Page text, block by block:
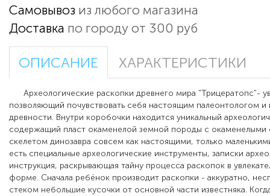
Самовывоз из любого магазина
Доставка по городу от 300 руб
ОПИСАНИЕ ХАРАКТЕРИСТИКИ
Археологические раскопки древнего мира "Трицератопс"-
позволяющий почувствовать себя настоящим палеонтологом и
древности. Внутри коробочки находится уникальный
содержащий пласт окаменелой земной породы с окаменелыми
скелетом динозавра совсем как настоящими, только
есть специальные археологические инструменты, записки
инструкция, раскрывающая тайну процесса раскопок в
форме. Сначала ребёнок производит раскопки - аккуратно,
стеком небольшие кусочки от основной части известняка.